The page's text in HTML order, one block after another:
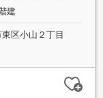
建
区小山２丁目